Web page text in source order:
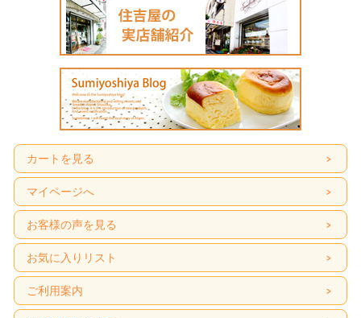
カートを見る
マイページへ
お客様の声を見る
お気に入りリスト
ご利用案内